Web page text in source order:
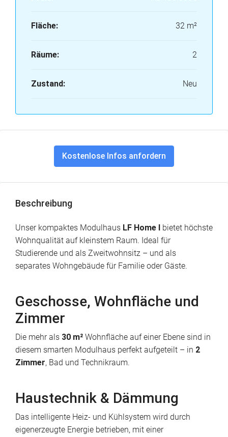
Fläche: 32 m²
Räume: 2
Zustand: Neu
Kostenlose Infos anfordern
Beschreibung
Unser kompaktes Modulhaus LF Home I bietet höchste
Wohnqualität auf kleinstem Raum. Ideal für
Studierende und als Zweitwohnsitz – und als
separates Wohngebäude für Familie oder Gäste.
Geschosse, Wohnfläche und
Zimmer
Die mehr als 30 m² Wohnfläche auf einer Ebene sind in
diesem smarten Modulhaus perfekt aufgeteilt – in 2
Zimmer, Bad und Technikraum.
Haustechnik & Dämmung
Das intelligente Heiz- und Kühlsystem wird durch
eigenerzeugte Energie betrieben, mit einer